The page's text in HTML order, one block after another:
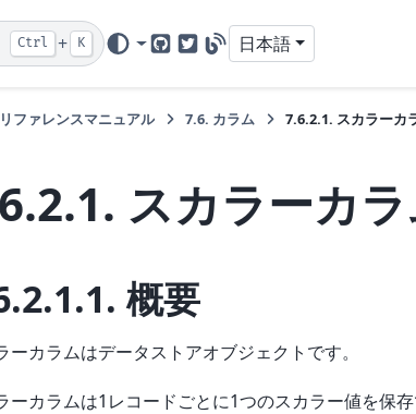
Ctrl + K
GitHubTwitter
Blog
日本語
リファレンスマニュアル 7.6. カラム 7.6.2.1. スカラーカ
スカラーカ
概要
ーカラムはデータストアオブジェクトです。
ーカラムは1レコードごとに1つのスカラー値を保